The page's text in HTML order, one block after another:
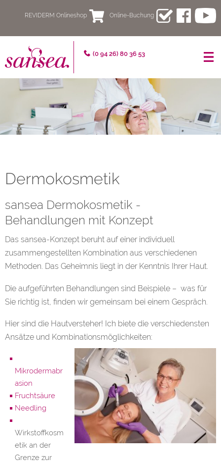
REVIDERM Onlineshop Online-Buchung
sansea
–
Fachpraxis
schöne
gesunde
Haut
(0 94 26) 80 36 53
Dermokosmetik
sansea Dermokosmetik -
Behandlungen mit Konzept
Das sansea-Konzept beruht auf einer individuell
zusammengestellten Kombination aus verschiedenen
Methoden. Das Geheimnis liegt in der Kenntnis Ihrer Haut.
Die aufgeführten Behandlungen sind Beispiele – was für
Sie richtig ist, finden wir gemeinsam bei einem Gespräch.
Hier sind die Hautversteher! Ich biete die verschiedensten
Ansätze und Kombinationsmöglichkeiten:
Mikrodermabr
asion
Fruchtsäure
Needling
Wirkstoffkosm
etik an der
Grenze zur